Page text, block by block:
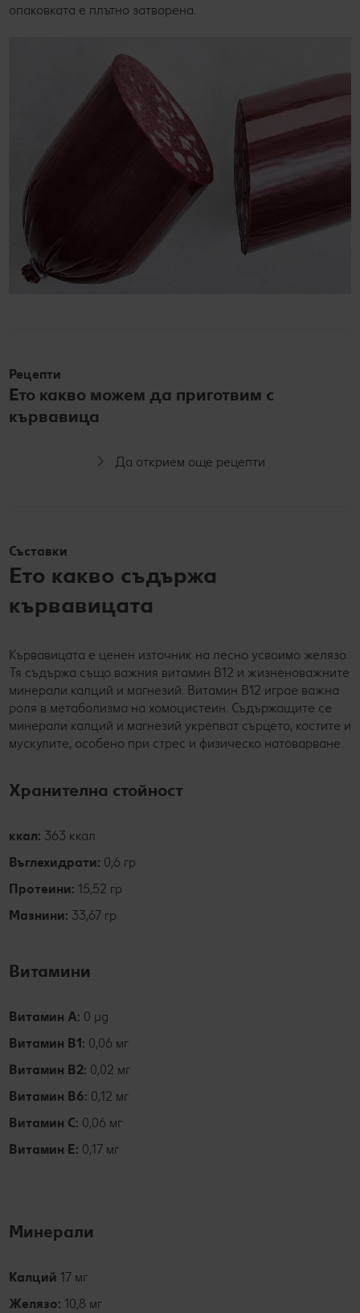
опаковката е плътно затворена.
Рецепти
Ето какво можем да приготвим с
кървавица
Да открием още рецепти
Съставки
Ето какво съдържа
кървавицата
Кървавицата е ценен източник на лесно усвоимо желязо.
Тя съдържа също важния витамин В12 и жизненоважните
минерали калций и магнезий. Витамин В12 играе важна
роля в метаболизма на хомоцистеин. Съдържащите се
минерали калций и магнезий укрепват сърцето, костите и
мускулите, особено при стрес и физическо натоварване.
Хранителна стойност
ккал: 363 ккал
Въглехидрати: 0,6 гр
Протеини: 15,52 гр
Мазнини: 33,67 гр
Витамини
Витамин А: 0 µg
Витамин B1: 0,06 мг
Витамин В2: 0,02 мг
Витамин В6: 0,12 мг
Витамин С: 0,06 мг
Витамин Е: 0,17 мг
Минерали
Калций 17 мг
Желязо: 10,8 мг